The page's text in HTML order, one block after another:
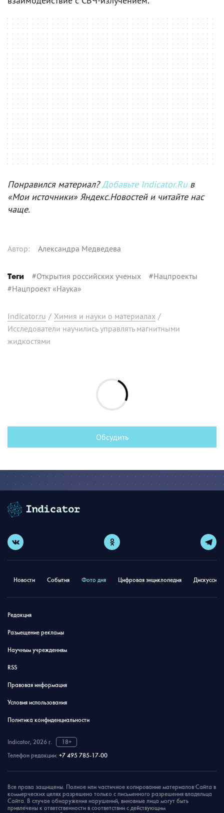
Понравился материал?Добавьте Indicator.Ruв
«Мои источники» Яндекс.Новостей и читайте нас
чаще.
Автор: Александра Медведева
Теги #Открытия российских ученых #Нацпроекты
#Нацпроект «Наука»
Indicator.ru / Химия и науки о материалах /
Исследователи научились управлять магнитными
жидкостями
Обсудить
Новости События Фото дня Цифровая энциклопедия
Редакция
Размещение рекламы
Научным учреждениям
RSS
Правовая информация
Условия использования
Политика конфиденциальности
Indicator, 2026 г.
18+
Телефон редакции: +7 495 785-17-00
Все права защищены. Полное или частичное копирование материалов Сайта в
коммерческих целях разрешено только с письменного разрешения владельца
Сайта. В случае обнаружения нарушений, виновные лица могут быть
привлечены к ответственности в соответствии с действующим